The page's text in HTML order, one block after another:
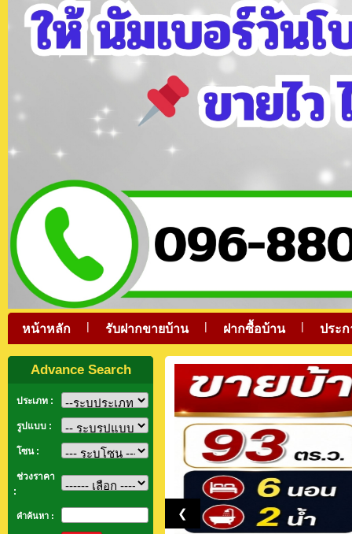
หน้าหลัก | รับฝากขายบ้าน | ฝากซื้อบ้าน | ประ
Advance Search
ประเภท :
รูปแบบ :
โซน :
ช่วงราคา
:
คำค้นหา : ❮